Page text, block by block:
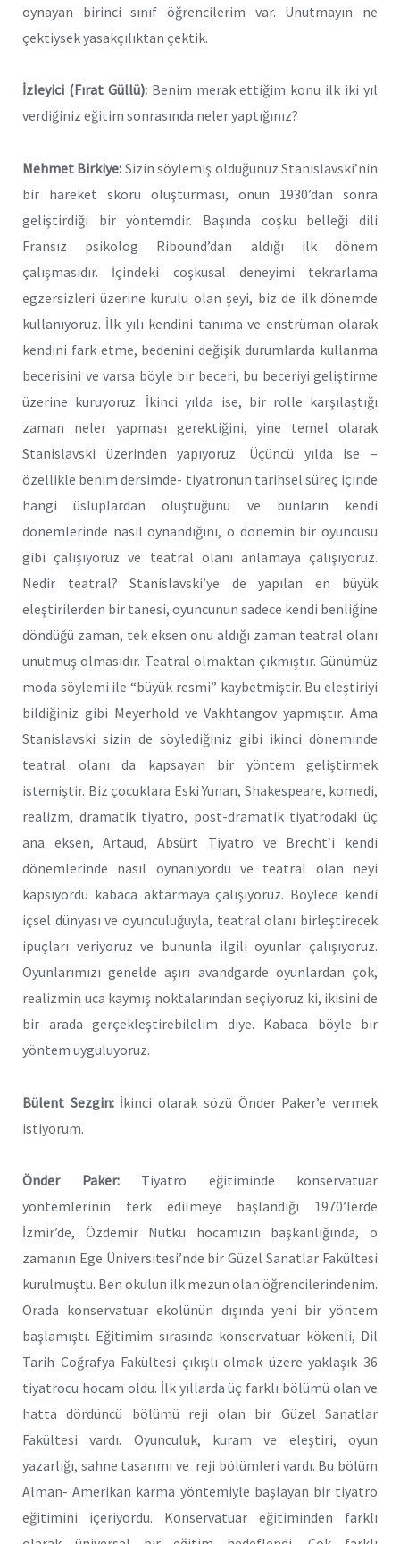
oynayan birinci sınıf öğrencilerim var. Unutmayın ne
çektiysek yasakçılıktan çektik.
İzleyici (Fırat Güllü): Benim merak ettiğim konu ilk iki yıl
verdiğiniz eğitim sonrasında neler yaptığınız?
Mehmet Birkiye: Sizin söylemiş olduğunuz Stanislavski’nin
bir hareket skoru oluşturması, onun 1930’dan sonra
geliştirdiği bir yöntemdir. Başında coşku belleği dili
Fransız psikolog Ribound’dan aldığı ilk dönem
çalışmasıdır. İçindeki coşkusal deneyimi tekrarlama
egzersizleri üzerine kurulu olan şeyi, biz de ilk dönemde
kullanıyoruz. İlk yılı kendini tanıma ve enstrüman olarak
kendini fark etme, bedenini değişik durumlarda kullanma
becerisini ve varsa böyle bir beceri, bu beceriyi geliştirme
üzerine kuruyoruz. İkinci yılda ise, bir rolle karşılaştığı
zaman neler yapması gerektiğini, yine temel olarak
Stanislavski üzerinden yapıyoruz. Üçüncü yılda ise –
özellikle benim dersimde- tiyatronun tarihsel süreç içinde
hangi üsluplardan oluştuğunu ve bunların kendi
dönemlerinde nasıl oynandığını, o dönemin bir oyuncusu
gibi çalışıyoruz ve teatral olanı anlamaya çalışıyoruz.
Nedir teatral? Stanislavski’ye de yapılan en büyük
eleştirilerden bir tanesi, oyuncunun sadece kendi benliğine
döndüğü zaman, tek eksen onu aldığı zaman teatral olanı
unutmuş olmasıdır. Teatral olmaktan çıkmıştır. Günümüz
moda söylemi ile “büyük resmi” kaybetmiştir. Bu eleştiriyi
bildiğiniz gibi Meyerhold ve Vakhtangov yapmıştır. Ama
Stanislavski sizin de söylediğiniz gibi ikinci döneminde
teatral olanı da kapsayan bir yöntem geliştirmek
istemiştir. Biz çocuklara Eski Yunan, Shakespeare, komedi,
realizm, dramatik tiyatro, post-dramatik tiyatrodaki üç
ana eksen, Artaud, Absürt Tiyatro ve Brecht’i kendi
dönemlerinde nasıl oynanıyordu ve teatral olan neyi
kapsıyordu kabaca aktarmaya çalışıyoruz. Böylece kendi
içsel dünyası ve oyunculuğuyla, teatral olanı birleştirecek
ipuçları veriyoruz ve bununla ilgili oyunlar çalışıyoruz.
Oyunlarımızı genelde aşırı avandgarde oyunlardan çok,
realizmin uca kaymış noktalarından seçiyoruz ki, ikisini de
bir arada gerçekleştirebilelim diye. Kabaca böyle bir
yöntem uyguluyoruz.
Bülent Sezgin:İkinci olarak sözü Önder Paker’e vermek
istiyorum.
Önder Paker:Tiyatro eğitiminde konservatuar
yöntemlerinin terk edilmeye başlandığı 1970’lerde
İzmir’de, Özdemir Nutku hocamızın başkanlığında, o
zamanın Ege Üniversitesi’nde bir Güzel Sanatlar Fakültesi
kurulmuştu. Ben okulun ilk mezun olan öğrencilerindenim.
Orada konservatuar ekolünün dışında yeni bir yöntem
başlamıştı. Eğitimim sırasında konservatuar kökenli, Dil
Tarih Coğrafya Fakültesi çıkışlı olmak üzere yaklaşık 36
tiyatrocu hocam oldu. İlk yıllarda üç farklı bölümü olan ve
hatta dördüncü bölümü reji olan bir Güzel Sanatlar
Fakültesi vardı. Oyunculuk, kuram ve eleştiri, oyun
yazarlığı, sahne tasarımı ve reji bölümleri vardı. Bu bölüm
Alman- Amerikan karma yöntemiyle başlayan bir tiyatro
eğitimini içeriyordu. Konservatuar eğitiminden farklı